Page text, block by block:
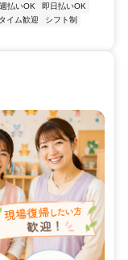
週払いOK
即日払いOK
イム歓迎
シフト制